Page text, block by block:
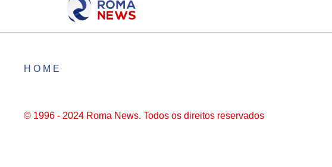
HOME
© 1996 - 2024 Roma News. Todos os direitos reservados